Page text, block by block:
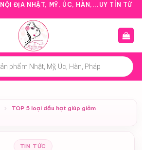
ĐỊA NHẬT, MỸ, ÚC, HÀN,...UY TÍN TỪ
›
TOP 5 loại dầu hạt giúp giảm
TIN TỨC